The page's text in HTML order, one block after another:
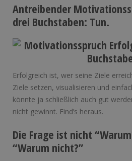
Antreibender
drei Buchstaben: Tun.
Erfolgreich ist, wer seine Ziele
Ziele setzen, visualisieren und
könnte ja schließlich auch gut
nicht gewinnt. Find’s heraus.
Die Frage ist nicht
“Warum nicht?”